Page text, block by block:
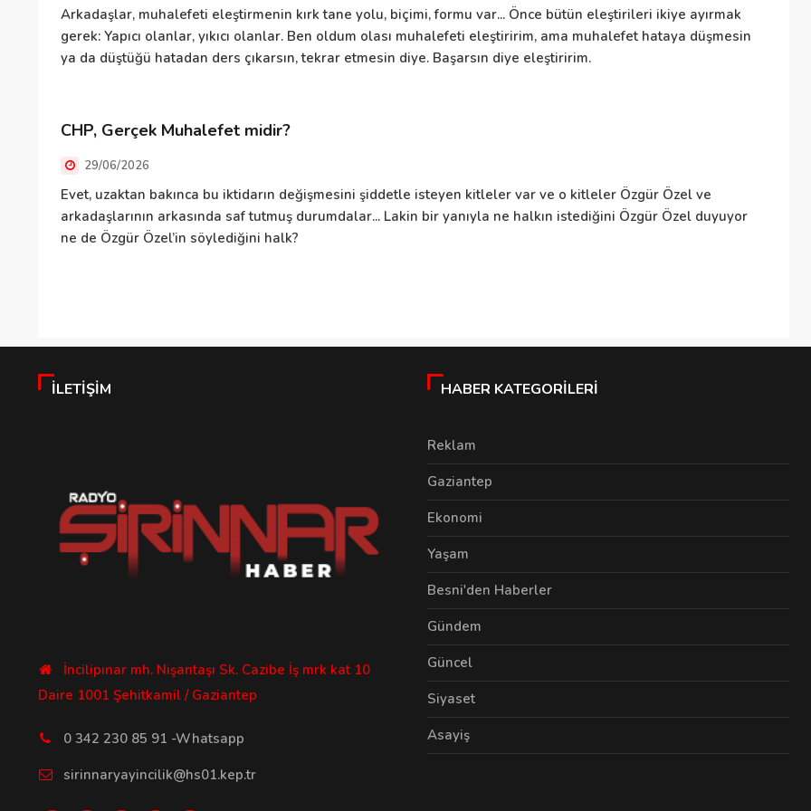
Arkadaşlar, muhalefeti eleştirmenin kırk tane yolu, biçimi, formu var... Önce bütün eleştirileri ikiye ayırmak
gerek: Yapıcı olanlar, yıkıcı olanlar. Ben oldum olası muhalefeti eleştiririm, ama muhalefet hataya düşmesin
ya da düştüğü hatadan ders çıkarsın, tekrar etmesin diye. Başarsın diye eleştiririm.
CHP, Gerçek Muhalefet midir?
29/06/2026
Evet, uzaktan bakınca bu iktidarın değişmesini şiddetle isteyen kitleler var ve o kitleler Özgür Özel ve
arkadaşlarının arkasında saf tutmuş durumdalar... Lakin bir yanıyla ne halkın istediğini Özgür Özel duyuyor
ne de Özgür Özel’in söylediğini halk?
İLETIŞIM
İncilipınar mh. Nişantaşı Sk. Cazibe İş mrk kat 10
Daire 1001 Şehitkamil / Gaziantep
0 342 230 85 91 -Whatsapp
sirinnaryayincilik@hs01.kep.tr
HABER KATEGORILERI
Reklam
Gaziantep
Ekonomi
Yaşam
Besni'den Haberler
Gündem
Güncel
Siyaset
Asayiş